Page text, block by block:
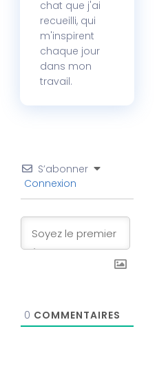
chat que j'ai
recueilli, qui
m'inspirent
chaque jour
dans mon
travail.
S’abonner
Connexion
0 COMMENTAIRES